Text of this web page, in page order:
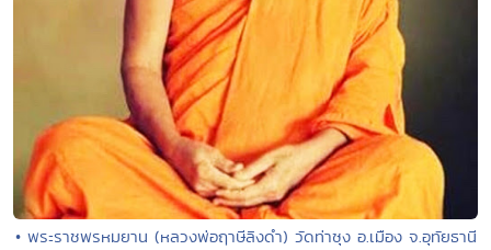
• พระราชพรหมยาน (หลวงพ่อฤาษีลิงดำ) วัดท่าซุง อ.เมือง จ.อุทัยธานี